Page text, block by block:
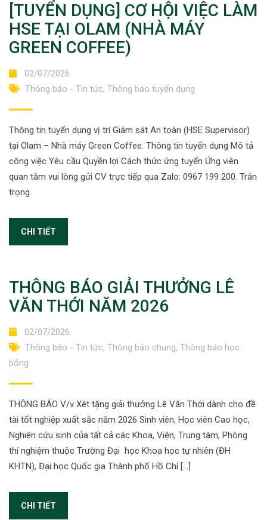
[TUYỂN DỤNG] CƠ HỘI VIỆC LÀM
HSE TẠI OLAM (NHÀ MÁY
GREEN COFFEE)
02/07/2026
Thông báo - Tin tức, Thông báo tuyển dụng
Thông tin tuyển dụng vị trí Giám sát An toàn (HSE Supervisor)
tại Olam – Nhà máy Green Coffee. Thông tin tuyển dụng Mô tả
công việc Yêu cầu Quyền lợi Cách thức ứng tuyển Ứng viên
quan tâm vui lòng gửi CV trực tiếp qua Zalo: 0967 199 200. Trân
trọng.
CHI TIẾT
THÔNG BÁO GIẢI THƯỞNG LÊ
VĂN THỚI NĂM 2026
02/07/2026
Thông báo - Tin tức, Thông báo chung, Thông báo học
bổng
THÔNG BÁO V/v Xét tặng giải thưởng Lê Văn Thới dành cho đề
tài tốt nghiệp xuất sắc năm 2026 Sinh viên, Học viên Cao học,
Nghiên cứu sinh của tất cả các Khoa, Viện, Trung tâm, Phòng
thí nghiệm thuộc Trường Đại học Khoa học tự nhiên (ĐH
KHTN), Đại học Quốc gia Thành phố Hồ Chí […]
CHI TIẾT